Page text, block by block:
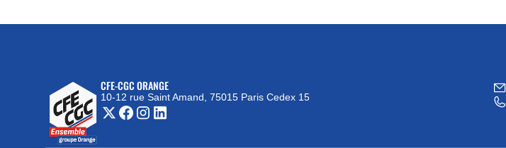
CFE-CGC ORANGE
10-12 rue Saint Amand, 75015 Paris Cedex 15
(nouvelle fenêtre)